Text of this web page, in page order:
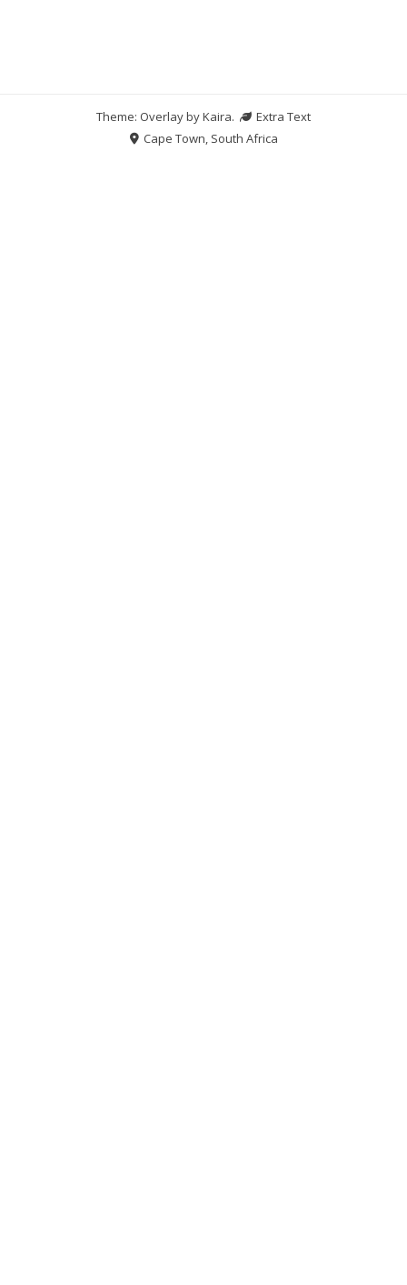
Theme: Overlay byKaira.
Extra Text
Cape Town, South Africa